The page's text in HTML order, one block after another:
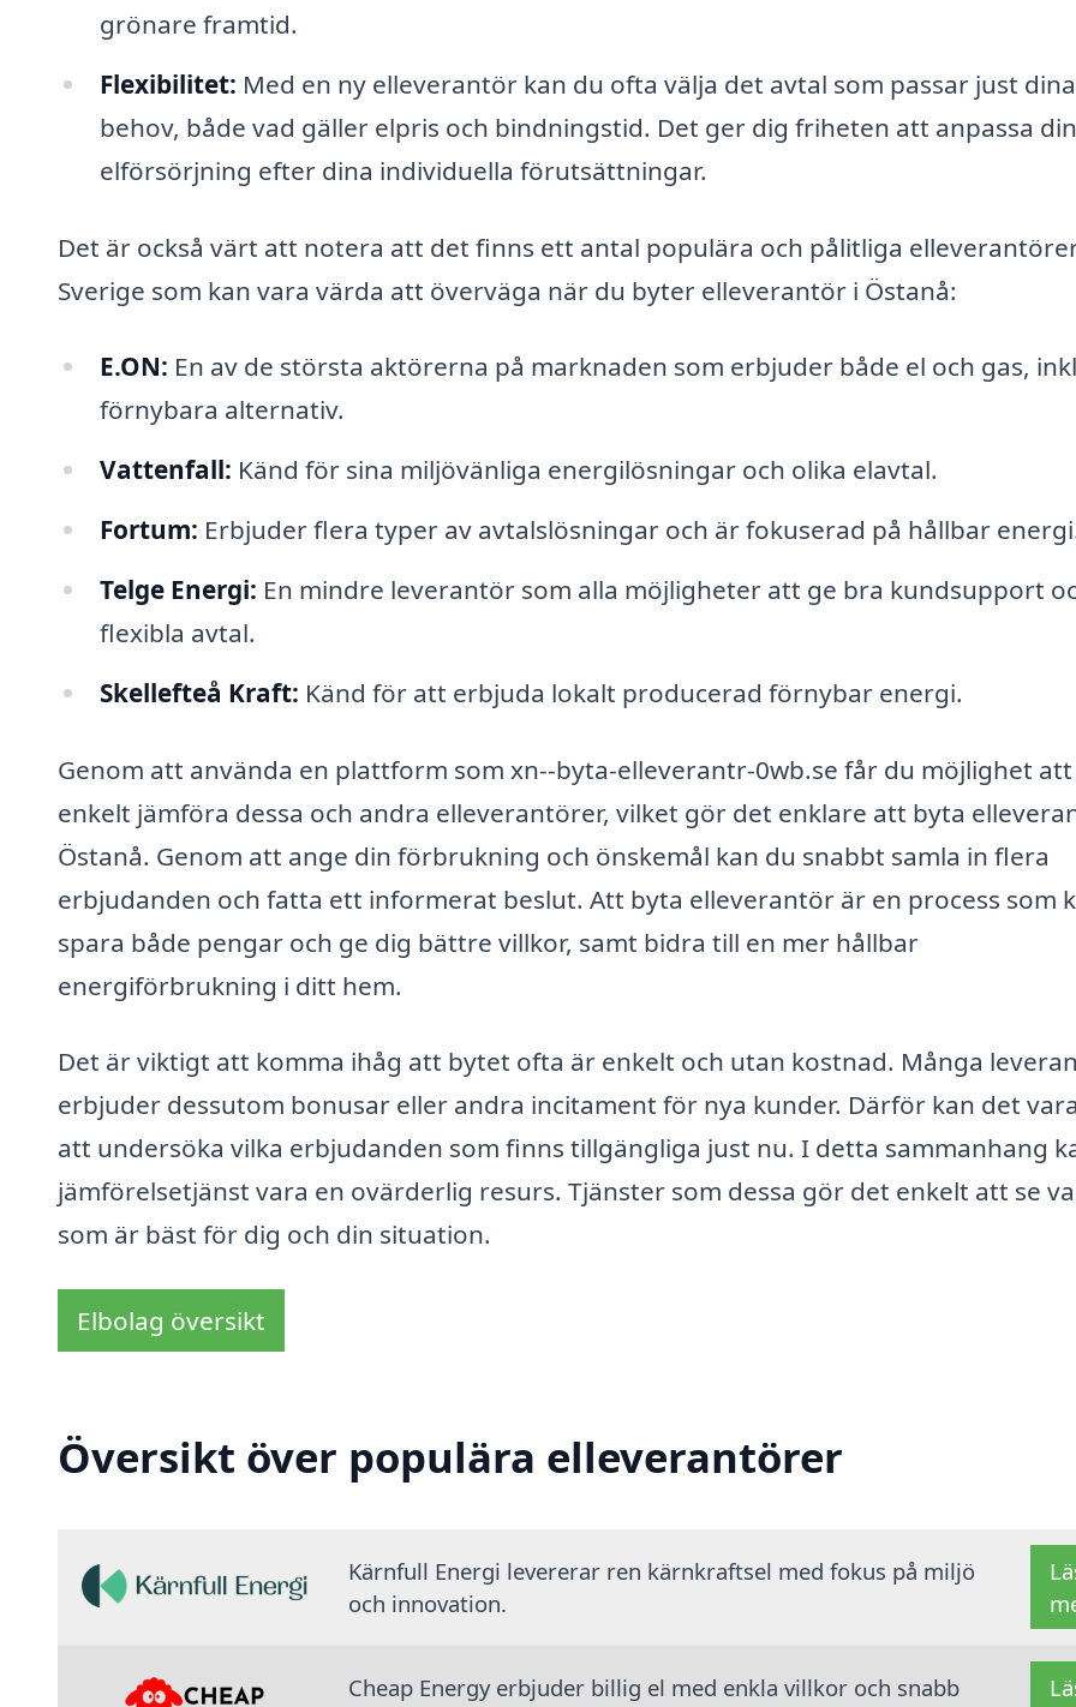
grönare framtid.
Flexibilitet: Med en ny elleverantör kan du ofta välja det avtal som passar just dina
behov, både vad gäller elpris och bindningstid. Det ger dig friheten att anpassa din
elförsörjning efter dina individuella förutsättningar.
Det är också värt att notera att det finns ett antal populära och pålitliga
Sverige som kan vara värda att överväga när du byter elleverantör i Östanå:
E.ON: En av de största aktörerna på marknaden som erbjuder både el och gas,
förnybara alternativ.
Vattenfall: Känd för sina miljövänliga energilösningar och olika elavtal.
Fortum: Erbjuder flera typer av avtalslösningar och är fokuserad på hållbar
Telge Energi: En mindre leverantör som alla möjligheter att ge bra kundsupport
flexibla avtal.
Skellefteå Kraft: Känd för att erbjuda lokalt producerad förnybar energi.
Genom att använda en plattform som xn--byta-elleverantr-0wb.se får du möjlighet att
enkelt jämföra dessa och andra elleverantörer, vilket gör det enklare att byta
Östanå. Genom att ange din förbrukning och önskemål kan du snabbt samla in flera
erbjudanden och fatta ett informerat beslut. Att byta elleverantör är en process som
spara både pengar och ge dig bättre villkor, samt bidra till en mer hållbar
energiförbrukning i ditt hem.
Det är viktigt att komma ihåg att bytet ofta är enkelt och utan kostnad. Många
erbjuder dessutom bonusar eller andra incitament för nya kunder. Därför kan det
att undersöka vilka erbjudanden som finns tillgängliga just nu. I detta sammanhang
jämförelsetjänst vara en ovärderlig resurs. Tjänster som dessa gör det enkelt att se
som är bäst för dig och din situation.
Elbolag översikt
Översikt över populära elleverantörer
Kärnfull Energi levererar ren kärnkraftsel med fokus på miljö
och innovation.
Cheap Energy erbjuder billig el med enkla villkor och snabb